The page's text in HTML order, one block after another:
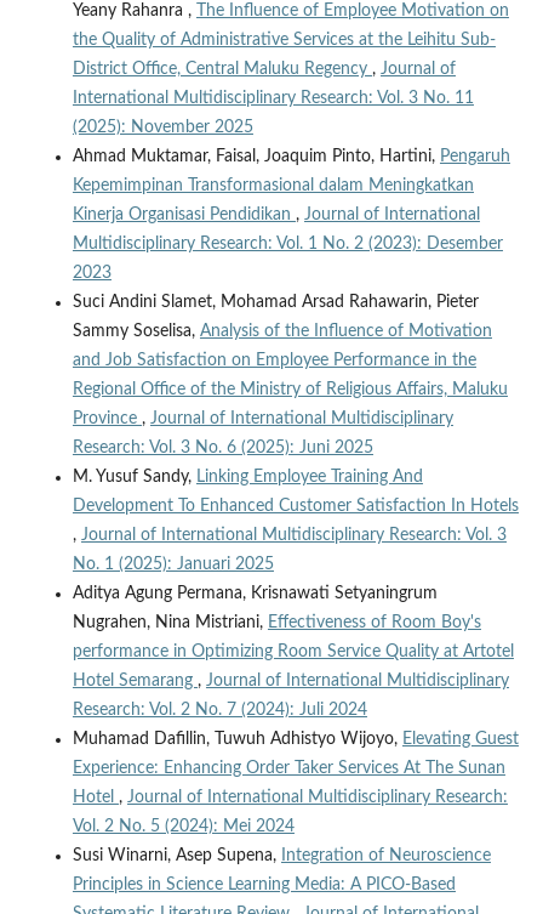
Yeany Rahanra ,
The Influence of Employee Motivation on
the Quality of Administrative Services at the Leihitu Sub-
District Office, Central Maluku Regency , Journal of
International Multidisciplinary Research: Vol. 3 No. 11
(2025): November 2025
Ahmad Muktamar, Faisal, Joaquim Pinto, Hartini, Pengaruh
Kepemimpinan Transformasional dalam Meningkatkan
Kinerja Organisasi Pendidikan , Journal of International
Multidisciplinary Research: Vol. 1 No. 2 (2023): Desember
2023
Suci Andini Slamet, Mohamad Arsad Rahawarin, Pieter
Sammy Soselisa, Analysis of the Influence of Motivation
and Job Satisfaction on Employee Performance in the
Regional Office of the Ministry of Religious Affairs, Maluku
Province , Journal of International Multidisciplinary
Research: Vol. 3 No. 6 (2025): Juni 2025
M. Yusuf Sandy, Linking Employee Training And
Development To Enhanced Customer Satisfaction In Hotels
, Journal of International Multidisciplinary Research: Vol. 3
No. 1 (2025): Januari 2025
Aditya Agung Permana, Krisnawati Setyaningrum
Nugrahen, Nina Mistriani, Effectiveness of Room Boy's
performance in Optimizing Room Service Quality at Artotel
Hotel Semarang , Journal of International Multidisciplinary
Research: Vol. 2 No. 7 (2024): Juli 2024
Muhamad Dafillin, Tuwuh Adhistyo Wijoyo, Elevating Guest
Experience: Enhancing Order Taker Services At The Sunan
Hotel , Journal of International Multidisciplinary Research:
Vol. 2 No. 5 (2024): Mei 2024
Susi Winarni, Asep Supena,
Integration of Neuroscience
Principles in Science Learning Media: A PICO-Based